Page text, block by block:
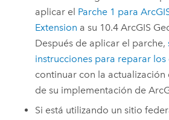
aplicar el Parche 1 para
Extension a su 10.4ArcGIS
Después de aplicar el parche,
instrucciones para reparar los
continuar con la
de su implementación de
Si está utilizando un sitio